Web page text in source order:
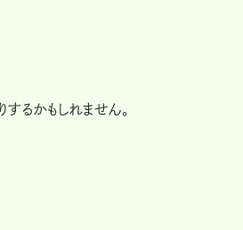
るかもしれません。